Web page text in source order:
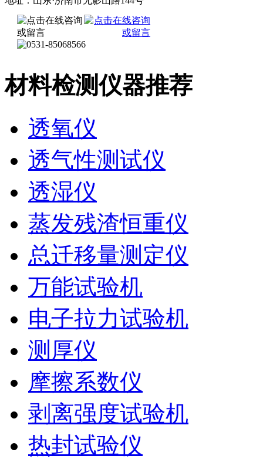
材料检测仪器推荐
透氧仪
透气性测试仪
透湿仪
蒸发残渣恒重仪
总迁移量测定仪
万能试验机
电子拉力试验机
测厚仪
摩擦系数仪
剥离强度试验机
热封试验仪